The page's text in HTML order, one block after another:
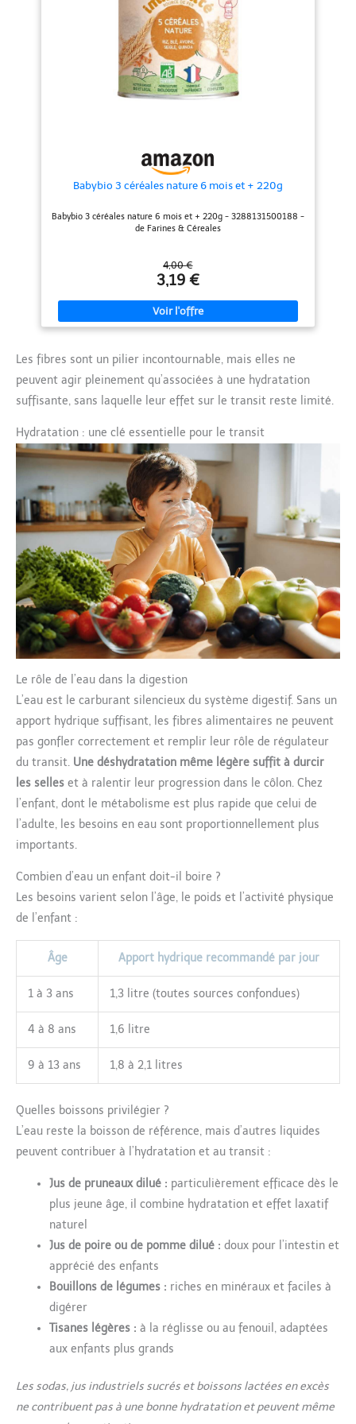
Préparer son lait habituel juste
avant le repas bébé; Ajouter la
quantité de céréales nécessaire,
mélanger puis vérifier la
température; Servir et jeter le
reste du biberon non terminé
CÉRÉALES BÉBÉ : Ces céréales
bébé 6 mois contiennent des
informations ludiques et des
défis sur le thème de la nature
pour sensibiliser les enfants à
une meilleure alimentation et au
respect de l’environnement BIO
ET VÉGÉTALE DEPUIS TOUJOURS
: Pionnière du bio grand public
depuis 1988, Bjorg propose des
Babybio 3 céréales nature 6 mois et + 220g
Babybio 3 céréales nature 6 mois et + 220g - 3288131500188 -
de Farines & Céreales
4,00 €
3,19 €
Les fibres sont un pilier incontournable, mais elles ne
peuvent agir pleinement qu’associées à une hydratation
suffisante, sans laquelle leur effet sur le transit reste limité.
Hydratation : une clé essentielle pour le transit
Le rôle de l’eau dans la digestion
L’eau est le carburant silencieux du système digestif. Sans un
apport hydrique suffisant, les fibres alimentaires ne peuvent
pas gonfler correctement et remplir leur rôle de régulateur
du transit. Une déshydratation même légère suffit à durcir
les selles et à ralentir leur progression dans le côlon. Chez
l’enfant, dont le métabolisme est plus rapide que celui de
l’adulte, les besoins en eau sont proportionnellement plus
importants.
Combien d’eau un enfant doit-il boire ?
Les besoins varient selon l’âge, le poids et l’activité physique
de l’enfant :
Âge Apport hydrique recommandé par jour
1 à 3 ans 1,3 litre (toutes sources confondues)
4 à 8 ans 1,6 litre
9 à 13 ans 1,8 à 2,1 litres
Quelles boissons privilégier ?
L’eau reste la boisson de référence, mais d’autres liquides
peuvent contribuer à l’hydratation et au transit :
Jus de pruneaux dilué : particulièrement efficace dès le
plus jeune âge, il combine hydratation et effet laxatif
naturel
Jus de poire ou de pomme dilué : doux pour l’intestin et
apprécié des enfants
Bouillons de légumes : riches en minéraux et faciles à
digérer
Tisanes légères : à la réglisse ou au fenouil, adaptées
aux enfants plus grands
Les sodas, jus industriels sucrés et boissons lactées en excès
ne contribuent pas à une bonne hydratation et peuvent même